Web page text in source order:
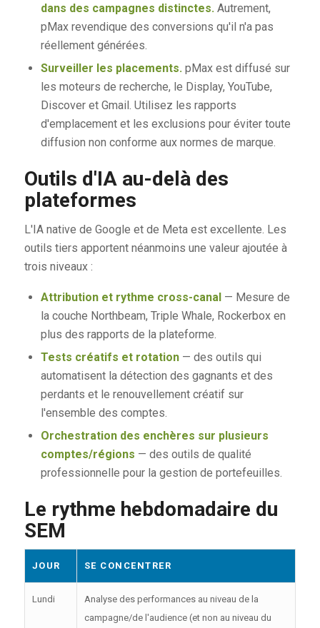
dans des campagnes distinctes. Autrement,
pMax revendique des conversions qu'il n'a pas
réellement générées.
Surveiller les placements. pMax est diffusé sur
les moteurs de recherche, le Display, YouTube,
Discover et Gmail. Utilisez les rapports
d'emplacement et les exclusions pour éviter toute
diffusion non conforme aux normes de marque.
Outils d'IA au-delà des
plateformes
L'IA native de Google et de Meta est excellente. Les
outils tiers apportent néanmoins une valeur ajoutée à
trois niveaux :
Attribution et rythme cross-canal— Mesure de
la couche Northbeam, Triple Whale, Rockerbox en
plus des rapports de la plateforme.
Tests créatifs et rotation— des outils qui
automatisent la détection des gagnants et des
perdants et le renouvellement créatif sur
l'ensemble des comptes.
Orchestration des enchères sur plusieurs
comptes/régions — des outils de qualité
professionnelle pour la gestion de portefeuilles.
Le rythme hebdomadaire du
SEM
JOUR SE CONCENTRER
Lundi
Analyse des performances au niveau de la
campagne/de l'audience (et non au niveau du